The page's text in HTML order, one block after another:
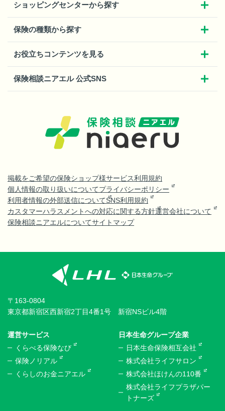
ショッピングセンターから探す
保険の種類から探す
お役立ちコンテンツを見る
保険相談ニアエル 公式SNS
掲載をご希望の保険ショップ様サービス利用規約
個人情報の取り扱いについてプライバシーポリシー
利用者情報の外部送信についてSNS利用規約
カスタマーハラスメントへの対応に関する方針運営会社について
保険相談ニアエルについてサイトマップ
〒163-0804
東京都新宿区西新宿2丁目4番1号 新宿NSビル4階
運営サービス
くらべる保険なび
保険ノリアル
くらしのお金ニアエル
日本生命グループ企業
日本生命保険相互会社
株式会社ライフサロン
株式会社ほけんの110番
株式会社ライフプラザパー
トナーズ